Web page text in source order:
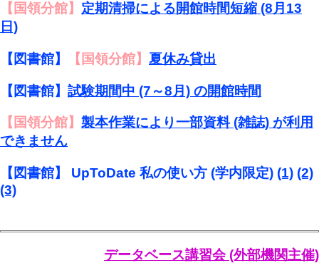
【国領分館】 定期清掃による開館時間短縮 (8月13
日)
【図書館】 【国領分館】 夏休み貸出
【図書館】 試験期間中 (7～8月) の開館時間
【国領分館】 製本作業により一部資料 (雑誌) が利用
できません
【図書館】 UpToDate 私の使い方 (学内限定) (1) (2)
(3)
データベース講習会 (外部機関主催)